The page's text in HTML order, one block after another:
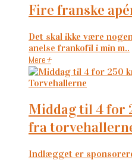
fire franske
Det skal ikke være
anelse frankofil i min m..
Mere+
middag til 4 for 250 kr. med råvarer
fra
Indlægget er